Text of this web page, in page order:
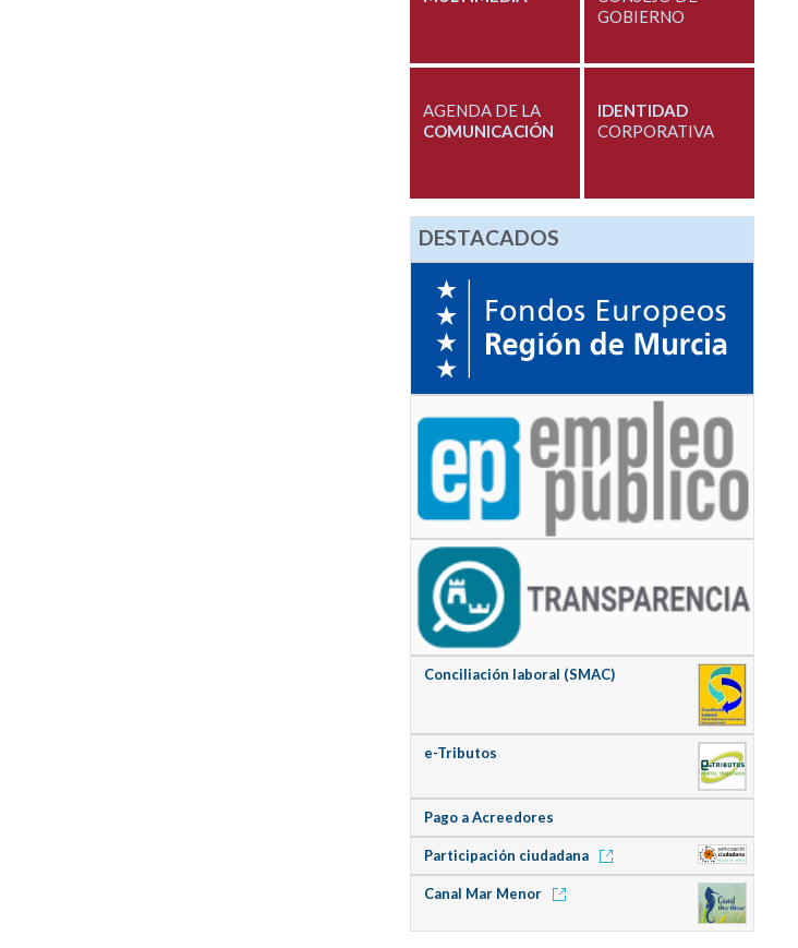
GOBIERNO
AGENDA DE LA
COMUNICACIÓN
IDENTIDAD
CORPORATIVA
DESTACADOS
Conciliación laboral (SMAC)
e-Tributos
Pago a Acreedores
Participación ciudadana
Canal Mar Menor